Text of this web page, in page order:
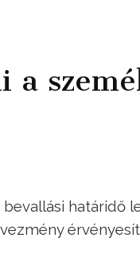
a
határidő